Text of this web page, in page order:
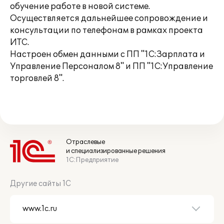
обучение работе в новой системе.
Осуществляется дальнейшее сопровождение и
консультации по телефонам в рамках проекта
ИТС.
Настроен обмен данными с ПП "1С:Зарплата и
Управление Персоналом 8" и ПП "1С:Управление
торговлей 8".
Отраслевые
и специализированные решения
1С:Предприятие
Другие сайты 1С